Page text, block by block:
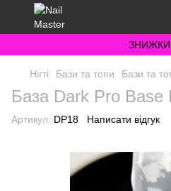
ЗНИЖКИ
Нігті Бази та топи Бази та
База Dark Pro
Артикул: DP18 Написати відгук